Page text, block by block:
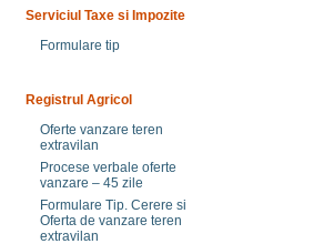
Serviciul Taxe si Impozite
Formulare tip
Registrul Agricol
Oferte vanzare teren
extravilan
Procese verbale oferte
vanzare – 45 zile
Formulare Tip. Cerere si
Oferta de vanzare teren
extravilan